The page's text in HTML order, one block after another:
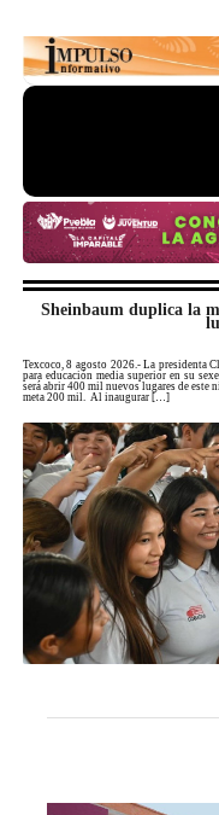
Sheinbaum duplica la
Texcoco, 8 agosto 2026.- La presidenta
para educación media superior en su
será abrir 400 mil nuevos lugares de este
meta 200 mil. Al inaugurar […]